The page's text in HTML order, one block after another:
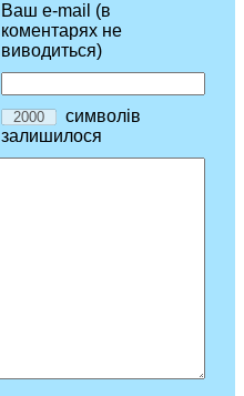
Ваш e-mail (в
коментарях не
виводиться)
символів
залишилося